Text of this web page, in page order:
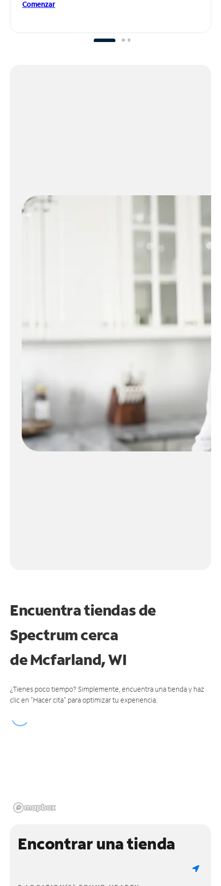
Comenzar
Encuentra tiendas de
Spectrum cerca
deMcfarland, WI
¿Tienes poco tiempo? Simplemente, encuentra una tienda y haz
clic en "Hacer cita" para optimizar tu experiencia.
Encontrar una tienda